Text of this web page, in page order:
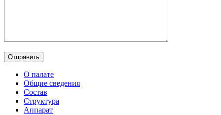
О палате
Общие сведения
Состав
Структура
Аппарат